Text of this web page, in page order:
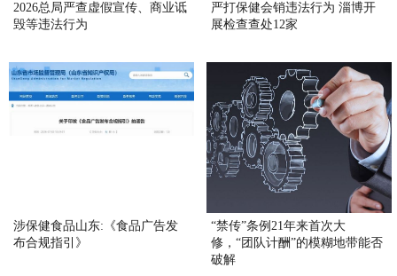
2026总局严查虚假宣传、商业诋
毁等违法行为
严打保健会销违法行为 淄博开
展检查查处12家
涉保健食品山东:《食品广告发
布合规指引》
“禁传”条例21年来首次大
修，“团队计酬”的模糊地带能否
破解